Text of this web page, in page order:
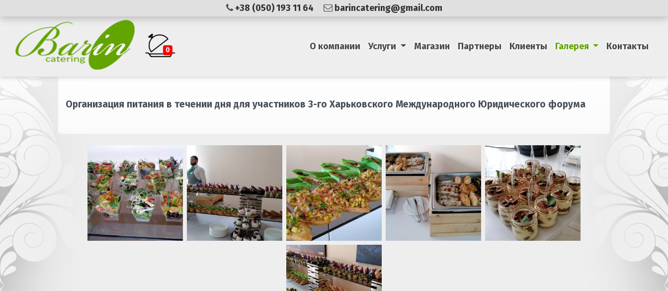
+38 (050) 193 11 64 barincatering@gmail.com
0 О компании Услуги Магазин Партнеры Клиенты Галерея Контакты
Организация питания в течении дня для участников 3-го Харьковского Международного Юридического форума